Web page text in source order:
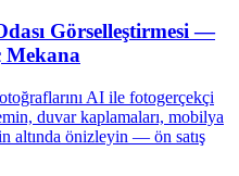
Görselleştirmesi —
Mekana
AI ile fotogerçekçi
duvar kaplamaları, mobilya
altında önizleyin — ön satış